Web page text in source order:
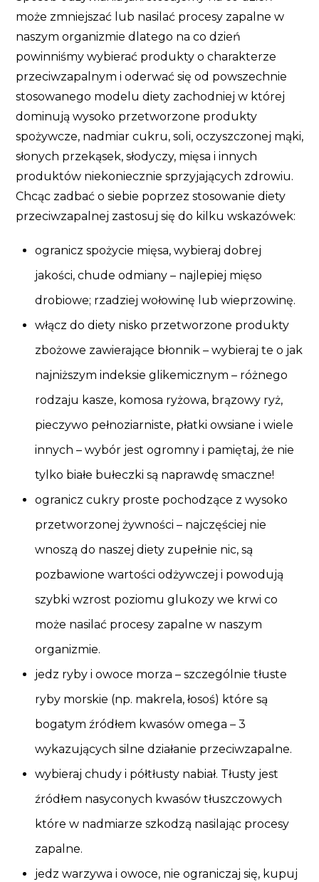
może zmniejszać lub nasilać procesy zapalne w
naszym organizmie dlatego na co dzień
powinniśmy wybierać produkty o charakterze
przeciwzapalnym i oderwać się od powszechnie
stosowanego modelu diety zachodniej w której
dominują wysoko przetworzone produkty
spożywcze, nadmiar cukru, soli, oczyszczonej mąki,
słonych przekąsek, słodyczy, mięsa i innych
produktów niekoniecznie sprzyjających zdrowiu.
Chcąc zadbać o siebie poprzez stosowanie diety
przeciwzapalnej zastosuj się do kilku wskazówek:
ogranicz spożycie mięsa, wybieraj dobrej
jakości, chude odmiany – najlepiej mięso
drobiowe; rzadziej wołowinę lub wieprzowinę.
włącz do diety nisko przetworzone produkty
zbożowe zawierające błonnik – wybieraj te o jak
najniższym indeksie glikemicznym – różnego
rodzaju kasze, komosa ryżowa, brązowy ryż,
pieczywo pełnoziarniste, płatki owsiane i wiele
innych – wybór jest ogromny i pamiętaj, że nie
tylko białe bułeczki są naprawdę smaczne!
ogranicz cukry proste pochodzące z wysoko
przetworzonej żywności – najczęściej nie
wnoszą do naszej diety zupełnie nic, są
pozbawione wartości odżywczej i powodują
szybki wzrost poziomu glukozy we krwi co
może nasilać procesy zapalne w naszym
organizmie.
jedz ryby i owoce morza – szczególnie tłuste
ryby morskie (np. makrela, łosoś) które są
bogatym źródłem kwasów omega – 3
wykazujących silne działanie przeciwzapalne.
wybieraj chudy i półtłusty nabiał. Tłusty jest
źródłem nasyconych kwasów tłuszczowych
które w nadmiarze szkodzą nasilając procesy
zapalne.
jedz warzywa i owoce, nie ograniczaj się, kupuj